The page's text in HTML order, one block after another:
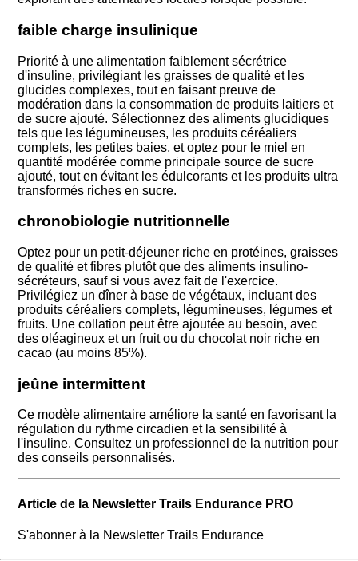
faible charge insulinique
Priorité à une alimentation faiblement sécrétrice
d'insuline, privilégiant les graisses de qualité et les
glucides complexes, tout en faisant preuve de
modération dans la consommation de produits laitiers et
de sucre ajouté. Sélectionnez des aliments glucidiques
tels que les légumineuses, les produits céréaliers
complets, les petites baies, et optez pour le miel en
quantité modérée comme principale source de sucre
ajouté, tout en évitant les édulcorants et les produits ultra
transformés riches en sucre.
chronobiologie nutritionnelle
Optez pour un petit-déjeuner riche en protéines, graisses
de qualité et fibres plutôt que des aliments insulino-
sécréteurs, sauf si vous avez fait de l'exercice.
Privilégiez un dîner à base de végétaux, incluant des
produits céréaliers complets, légumineuses, légumes et
fruits. Une collation peut être ajoutée au besoin, avec
des oléagineux et un fruit ou du chocolat noir riche en
cacao (au moins 85%).
jeûne intermittent
Ce modèle alimentaire améliore la santé en favorisant la
régulation du rythme circadien et la sensibilité à
l'insuline. Consultez un professionnel de la nutrition pour
des conseils personnalisés.
Article de la Newsletter Trails Endurance PRO
S'abonner à la Newsletter Trails Endurance